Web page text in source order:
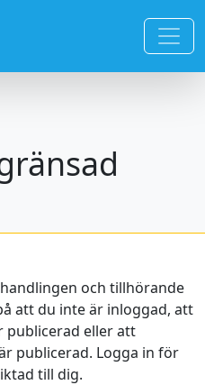
och tillhörande
att du inte är inloggad, att
publicerad eller att
publicerad. Logga in för
till dig.